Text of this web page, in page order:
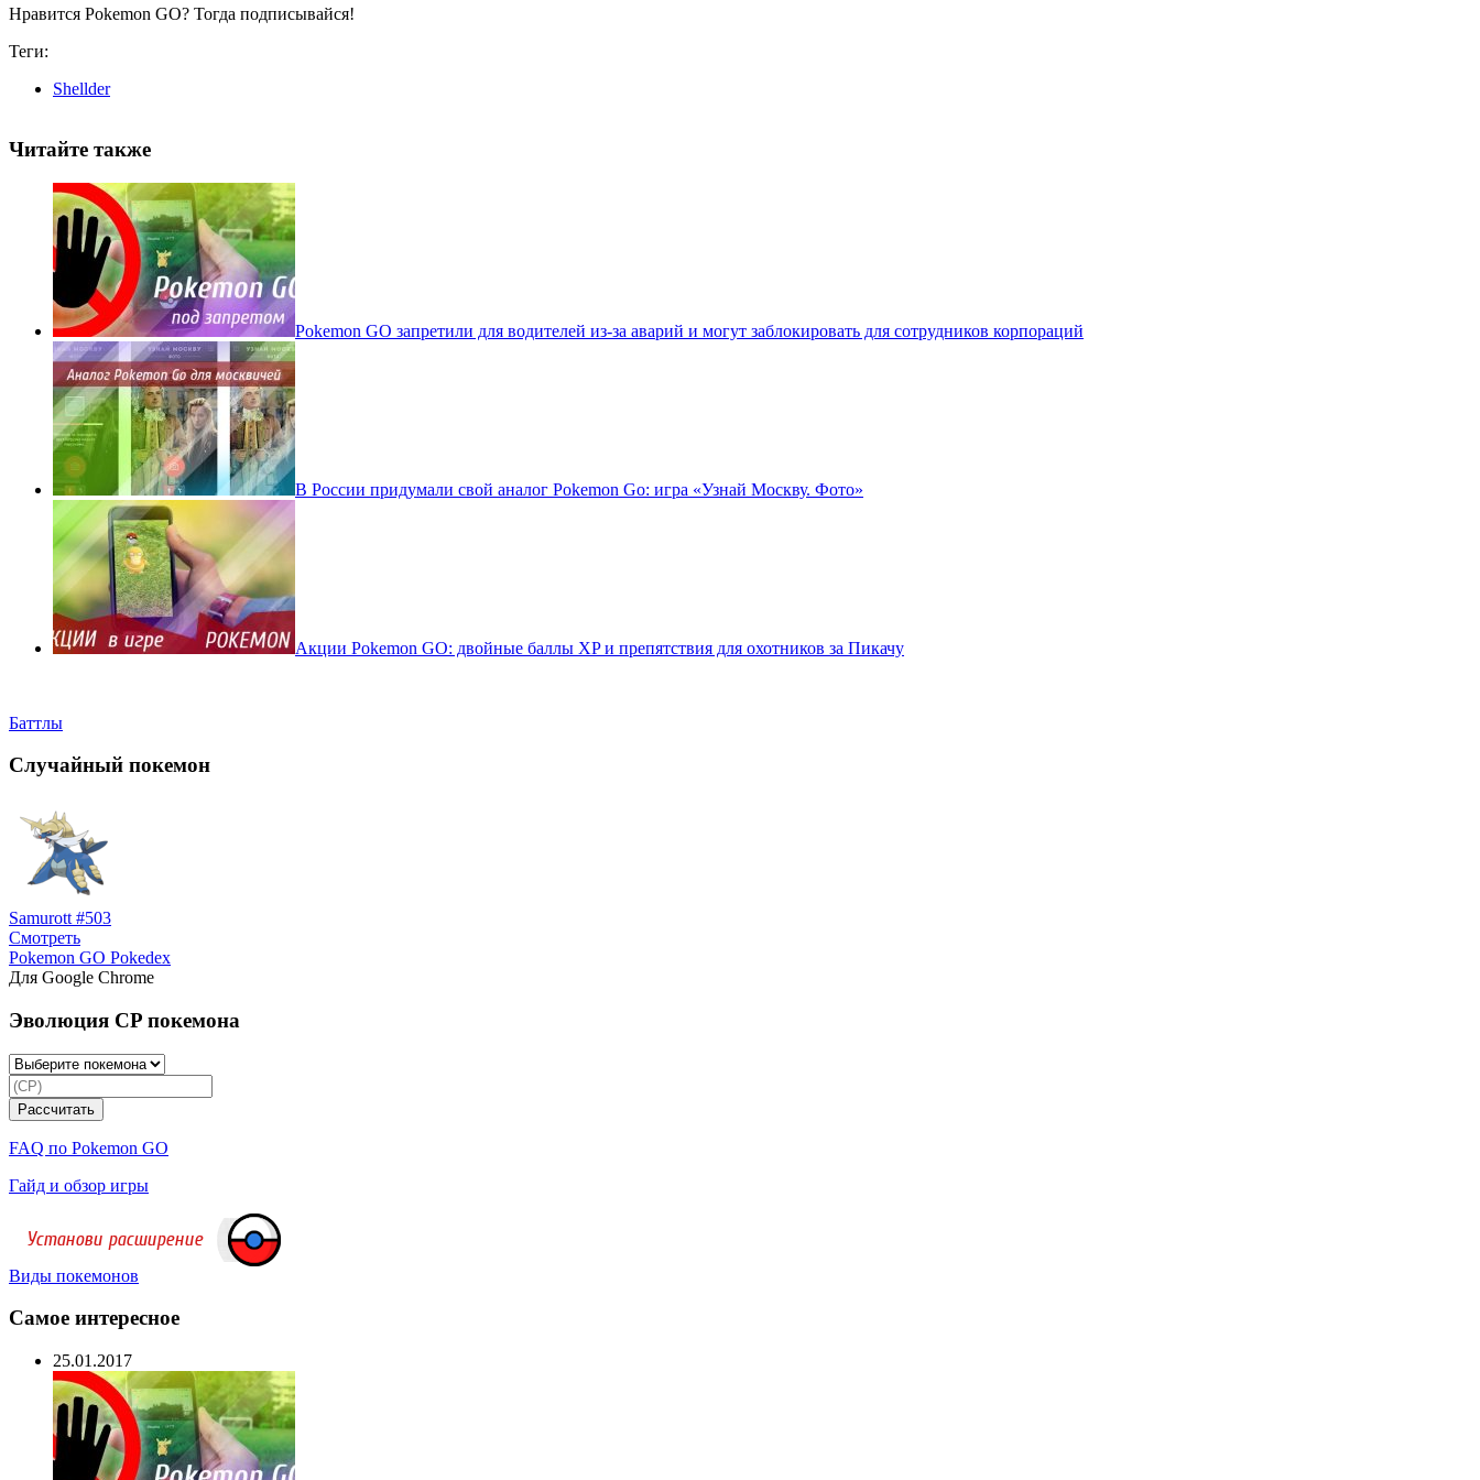
Нравится Pokemon GO? Тогда подписывайся!
Теги:
Shellder
Читайте также
Pokеmon GO запретили для водителей из-за аварий и могут заблокировать для сотрудников корпораций
В России придумали свой аналог Pokemon Go: игра «Узнай Москву. Фото»
Акции Pokemon GO: двойные баллы XP и препятствия для охотников за Пикачу
Баттлы
Случайный покемон
Samurott #503
Смотреть
Pokemon GO Pokedex
Для Google Chrome
Эволюция CP покемона
FAQ по Pokemon GO
Гайд и обзор игры
Виды покемонов
Самое интересное
25.01.2017